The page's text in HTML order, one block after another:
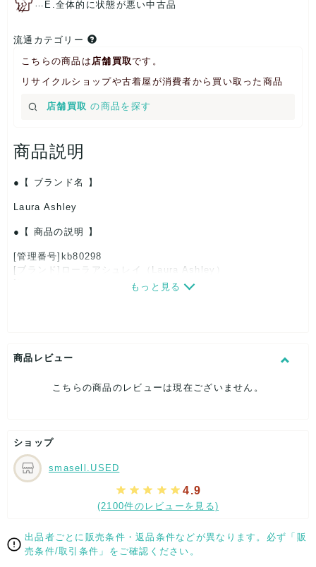
… E.全体的に状態が悪い中古品
流通カテゴリー
こちらの商品は 店舗買取です。
リサイクルショップや古着屋が消費者から買い取った商品
店舗買取 の商品を探す
商品説明
【 ブランド名 】
Laura Ashley
【 商品の説明 】
[管理番号]kb80298
[ブランド]ローラアシュレイ（Laura Ashley）
新品、未使用
保管に伴う多少のダメージはご了承下さいませ。
チ:幅約13cm 高さ約9cm マチ約1cm ストラップ全長約30cm
【 パッケージ 】
なし
もっと見る
商品レビュー
こちらの商品のレビューは現在ございません。
ショップ
smasell.USED
4.9
(2100件のレビューを見る)
出品者ごとに販売条件・返品条件などが異なります。必ず「販
売条件/取引条件」をご確認ください。